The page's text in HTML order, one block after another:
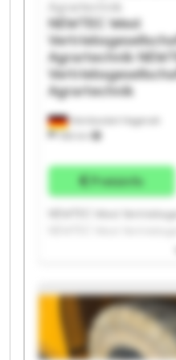
Heinbockel-Hagenah
766 km
Agrartechnik
NEWTEC West
Agrartechnik
Agrartechnik
Preisinfo
NEWTEC West
NEWTEC West
NEWTEC West
NEWTEC West
NEWTEC West
NEWTEC West
NEWTEC West